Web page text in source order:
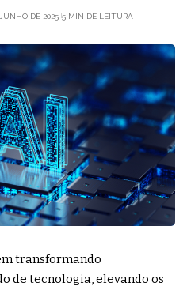
DE 2025 5 MIN DE LEITURA
transformando
de tecnologia, elevando os